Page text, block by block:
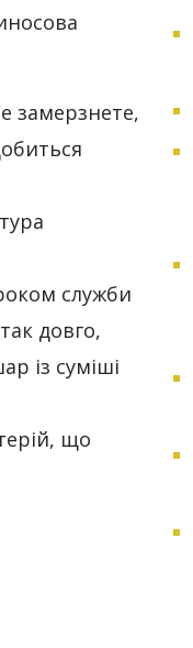
замерзнете,
служби
довго,
із суміші
що